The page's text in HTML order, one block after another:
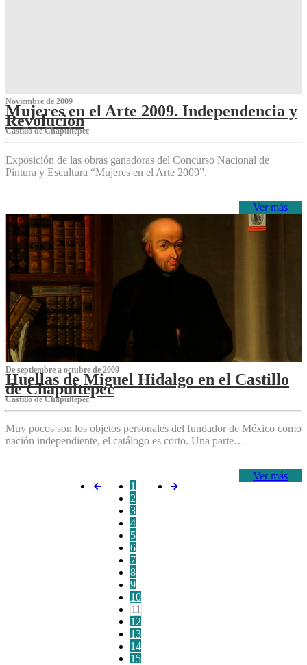
Noviembre de 2009
Mujeres en el Arte 2009. Independencia y
Revolución
Castillo de Chapultepec
Exposición de las obras ganadoras del Concurso Nacional de
Pintura y Escultura “Mujeres en el Arte 2009”.
Ver más
De septiembre a octubre de 2009
Huellas de Miguel Hidalgo en el Castillo
de Chapultepec
Castillo de Chapultepec
Muy pocos son los objetos personales del fundador de México como
nación independiente, el catálogo es corto. Una parte…
Ver más
1
2
3
4
5
6
7
8
9
10
11
12
13
14
15